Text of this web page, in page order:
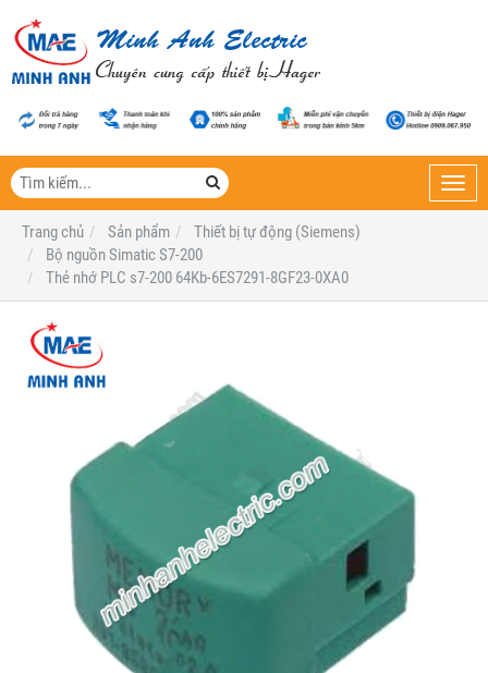
Trang chủ
Sản phẩm
Thiết bị tự động (Siemens)
Bộ nguồn Simatic S7-200
Thẻ nhớ PLC s7-200 64Kb-6ES7291-8GF23-0XA0